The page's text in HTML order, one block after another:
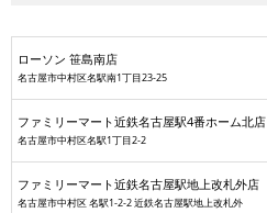
ローソン 笹島南店
名古屋市中村区名駅南1丁目23-25
ファミリーマート近鉄名古屋駅4番ホーム北店
名古屋市中村区名駅1丁目2-2
ファミリーマート近鉄名古屋駅地上改札外店
名古屋市中村区 名駅1-2-2 近鉄名古屋駅地上改札外